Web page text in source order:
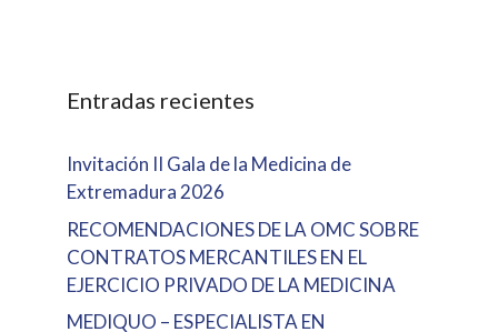
Entradas recientes
Invitación II Gala de la Medicina de
Extremadura 2026
RECOMENDACIONES DE LA OMC SOBRE
CONTRATOS MERCANTILES EN EL
EJERCICIO PRIVADO DE LA MEDICINA
MEDIQUO – ESPECIALISTA EN